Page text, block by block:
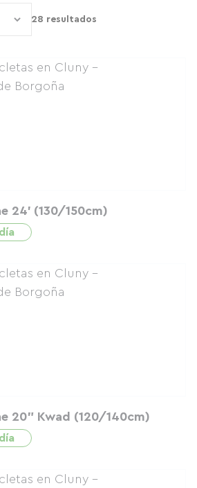
28 resultados
24' (130/150cm)
20" Kwad (120/140cm)